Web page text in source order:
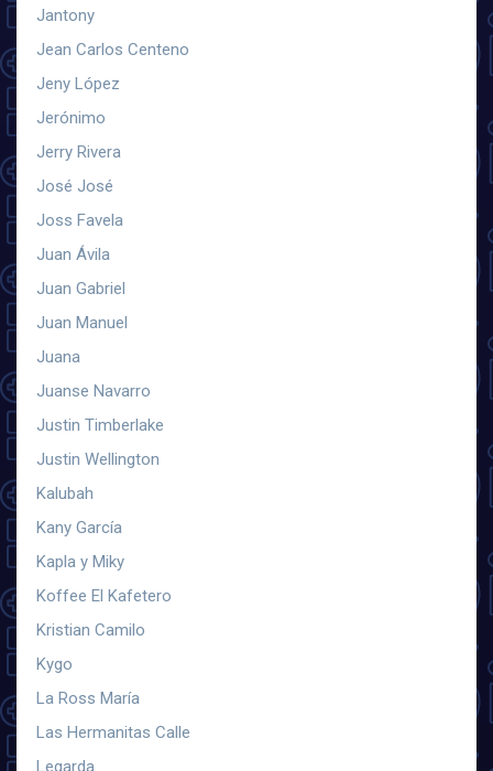
Jantony
Jean Carlos Centeno
Jeny López
Jerónimo
Jerry Rivera
José José
Joss Favela
Juan Ávila
Juan Gabriel
Juan Manuel
Juana
Juanse Navarro
Justin Timberlake
Justin Wellington
Kalubah
Kany García
Kapla y Miky
Koffee El Kafetero
Kristian Camilo
Kygo
La Ross María
Las Hermanitas Calle
Legarda